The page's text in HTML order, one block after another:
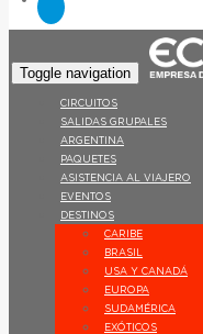
Toggle navigation
CIRCUITOS
SALIDAS GRUPALES
ARGENTINA
PAQUETES
ASISTENCIA AL VIAJERO
EVENTOS
DESTINOS
CARIBE
BRASIL
USA Y CANADÁ
EUROPA
SUDAMÉRICA
EXÓTICOS